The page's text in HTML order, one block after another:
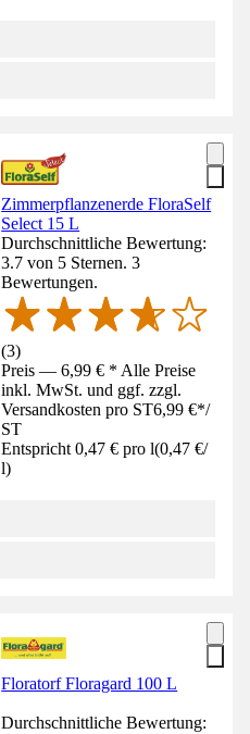
Zimmerpflanzenerde FloraSelf
Select 15 L
Durchschnittliche Bewertung:
3.7 von 5 Sternen. 3
Bewertungen.
(3)
Preis — 6,99 € * Alle Preise
inkl. MwSt. und ggf. zzgl.
Versandkosten pro ST6,99 €*/
ST
Entspricht 0,47 € pro l(0,47 €/
l)
Floratorf Floragard 100 L
Durchschnittliche Bewertung: